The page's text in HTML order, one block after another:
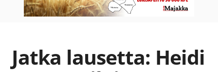
Jatka lausetta: Heidi